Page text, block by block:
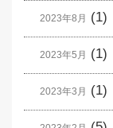
2023年8月 (1)
2023年5月 (1)
2023年3月 (1)